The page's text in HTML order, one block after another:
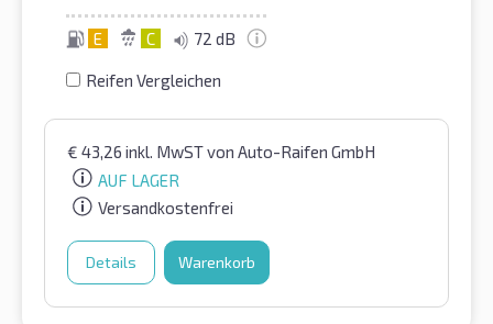
E C 72 dB
Reifen Vergleichen
€ 43,26 inkl. MwSTvon Auto-Raifen GmbH
AUF LAGER
Versandkostenfrei
Details Warenkorb